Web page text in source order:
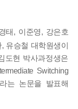
태 , 이준영, 강은호
, 유승철 대학원생이
도현 박사과정생은
Switching
라는 논문을 발표해